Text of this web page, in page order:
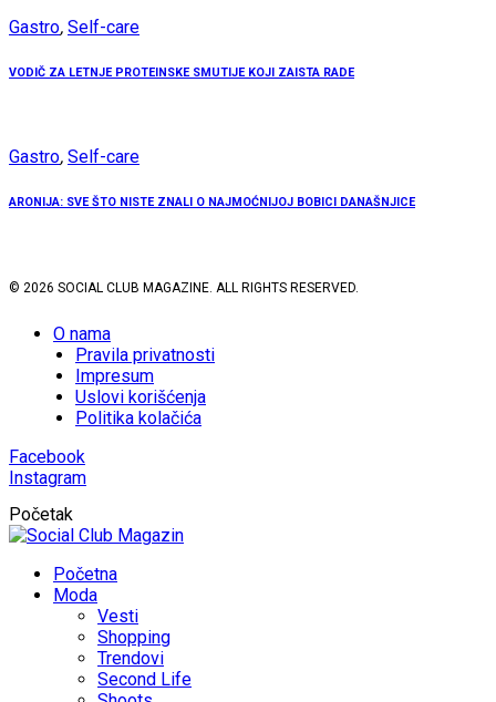
Gastro, Self-care
VODIČ ZA LETNJE PROTEINSKE SMUTIJE KOJI ZAISTA RADE
Gastro, Self-care
ARONIJA: SVE ŠTO NISTE ZNALI O NAJMOĆNIJOJ BOBICI DANAŠNJICE
© 2026 SOCIAL CLUB MAGAZINE. ALL RIGHTS RESERVED.
O nama
Pravila privatnosti
Impresum
Uslovi korišćenja
Politika kolačića
Facebook
Instagram
Početak
Početna
Moda
Vesti
Shopping
Trendovi
Second Life